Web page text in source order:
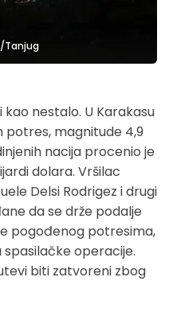
Tanjug
nestalo. U Karakasu
potres, magnitude 4,9
nacija procenio je
dolara. Vršilac
Delsi Rodrigez i drugi
da se drže podalje
pogođenog potresima,
operacije.
biti zatvoreni zbog